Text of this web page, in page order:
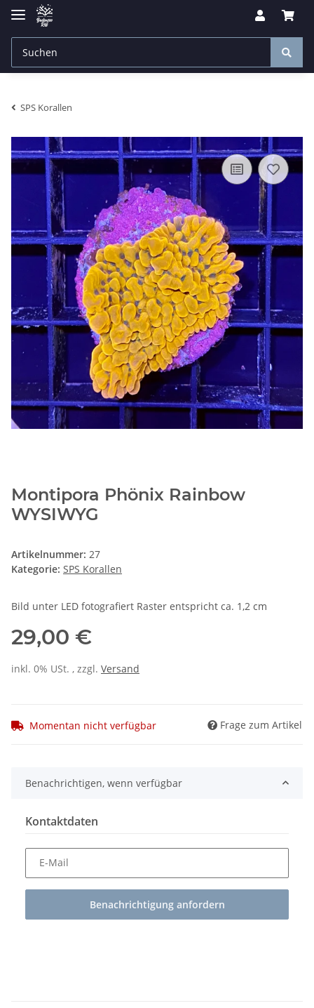
SPS Korallen
Montipora Phönix Rainbow
WYSIWYG
Artikelnummer: 27
Kategorie: SPS Korallen
Bild unter LED fotografiert Raster entspricht ca. 1,2 cm
29,00 €
inkl. 0% USt. , zzgl. Versand
Momentan nicht verfügbar Frage zum Artikel
Benachrichtigen, wenn verfügbar
Kontaktdaten
E-Mail
Benachrichtigung anfordern